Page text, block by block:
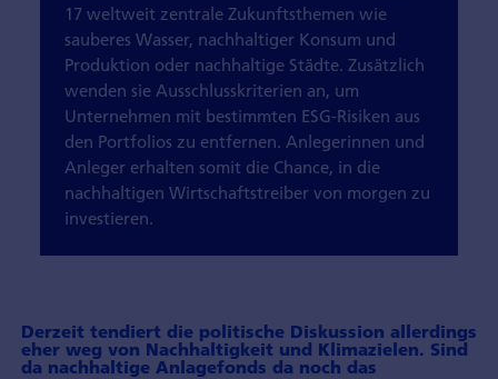
17 weltweit zentrale Zukunftsthemen wie
sauberes Wasser, nachhaltiger Konsum und
Produktion oder nachhaltige Städte. Zusätzlich
wenden sie Ausschlusskriterien an, um
Unternehmen mit bestimmten ESG-Risiken aus
den Portfolios zu entfernen. Anlegerinnen und
Anleger erhalten somit die Chance, in die
nachhaltigen Wirtschaftstreiber von morgen zu
investieren.
Derzeit tendiert die politische Diskussion allerdings
eher weg von Nachhaltigkeit und Klimazielen. Sind
da nachhaltige Anlagefonds da noch das